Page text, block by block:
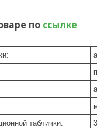
по ссылке
таблички: